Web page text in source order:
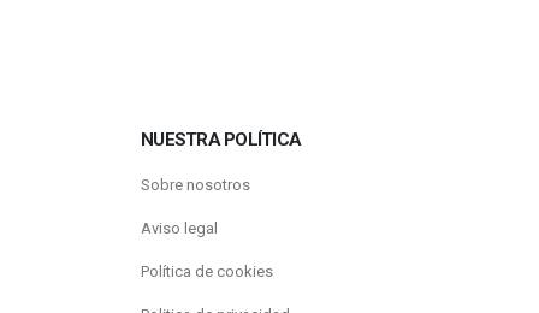
NUESTRA POLÍTICA
Sobre nosotros
Aviso legal
Política de cookies